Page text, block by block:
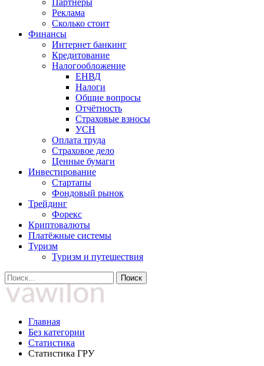
Партнёры
Реклама
Сколько стоит
Финансы
Интернет банкинг
Кредитование
Налогообложение
ЕНВД
Налоги
Общие вопросы
Отчётность
Страховые взносы
УСН
Оплата труда
Страховое дело
Ценные бумаги
Инвестирование
Стартапы
Фондовый рынок
Трейдинг
Форекс
Криптовалюты
Платёжные системы
Туризм
Туризм и путешествия
Главная
Без категории
Статистика
Статистика ГРУ